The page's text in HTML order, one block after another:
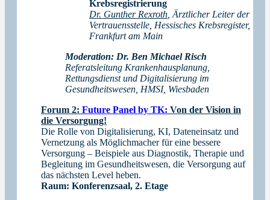
Krebsregistrierung
Dr. Gunther Rexroth , Ärztlicher Leiter der
Vertrauensstelle, Hessisches Krebsregister,
Frankfurt am Main
Moderation: Dr. Ben Michael Risch
Referatsleitung Krankenhausplanung,
Rettungsdienst und Digitalisierung im
Gesundheitswesen, HMSI, Wiesbaden
Forum 2: Future Panel by TK: Von der Vision in
die Versorgung!
Die Rolle von Digitalisierung, KI, Dateneinsatz und
Vernetzung als Möglichmacher für eine bessere
Versorgung – Beispiele aus Diagnostik, Therapie und
Begleitung im Gesundheitswesen, die Versorgung auf
das nächsten Level heben.
Raum: Konferenzsaal, 2. Etage